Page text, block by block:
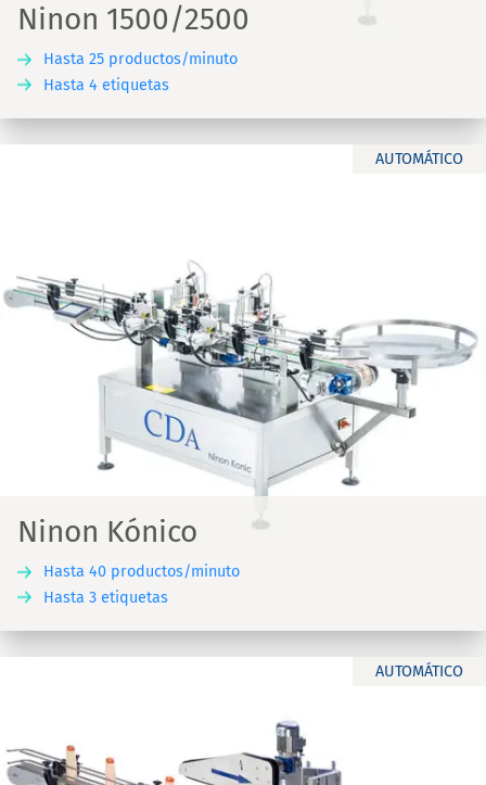
Ninon 1500/2500
Hasta 25 productos/minuto
Hasta 4 etiquetas
AUTOMÁTICO
Ninon Kónico
Hasta 40 productos/minuto
Hasta 3 etiquetas
AUTOMÁTICO